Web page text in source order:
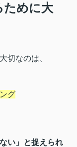
ために大
切なのは、
グ
い」と捉えられ